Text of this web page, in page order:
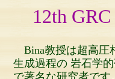
12th
Bina教授は超高圧
生成過程の 岩石学
で著名な研究者で